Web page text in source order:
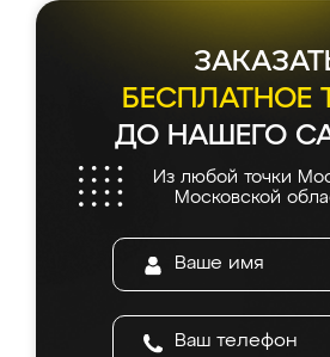
БЕСПЛАТНОЕ
ДО НАШЕГО
Из любой точки
Московской